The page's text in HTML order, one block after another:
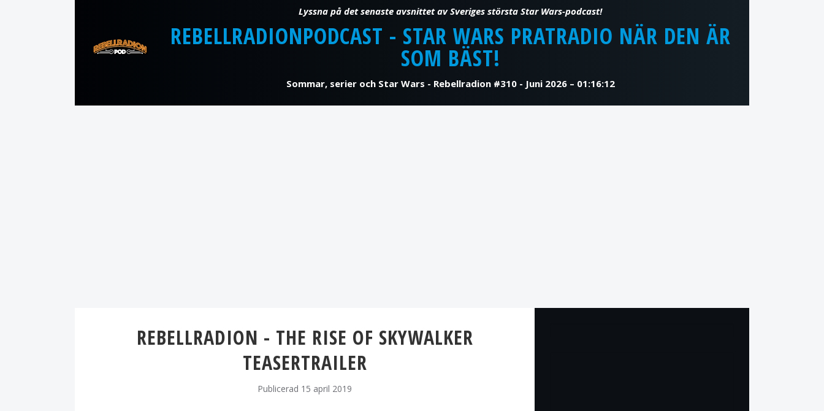
REBELLRADIONPODCAST - STAR WARS PRATRADIO NÄR DEN ÄR
SOM BÄST!
Sommar, serier och Star Wars - Rebellradion #310 - Juni 2026 – 01:16:12
REBELLRADION - THE RISE OF SKYWALKER
TEASERTRAILER
Publicerad 15 april 2019